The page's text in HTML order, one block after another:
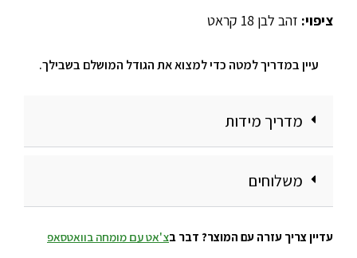
ציפוי: זהב לבן 18 קראט
עיין במדריך למטה כדי למצוא את הגודל המושלם בשבילך.
מדריך מידות
משלוחים
עדיין צריך עזרה עם המוצר? דבר בצ'אט עם מומחה בוואטסאפ